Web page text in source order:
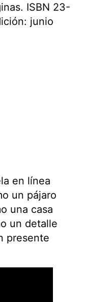
ISBN 23-
junio
en línea
un pájaro
una casa
un detalle
presente